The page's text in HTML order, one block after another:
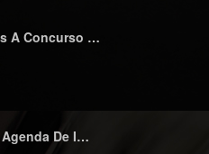
A Concurso …
De I…